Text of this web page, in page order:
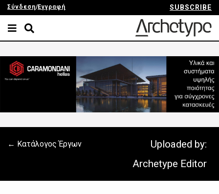
Σύνδεση/Εγγραφή SUBSCRIBE
← Κατάλογος Έργων
Uploaded by:
Archetype Editor